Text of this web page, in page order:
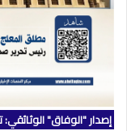
إصدار "الوفاق" الوثائقي: